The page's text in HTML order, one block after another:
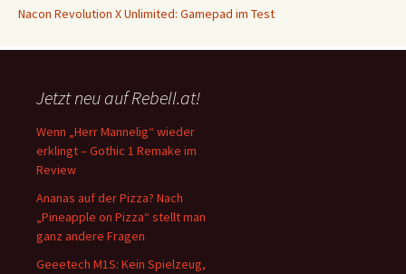
Nacon Revolution X Unlimited: Gamepad im Test
Jetzt neu auf Rebell.at!
Wenn „Herr Mannelig“ wieder
erklingt – Gothic 1 Remake im
Review
Ananas auf der Pizza? Nach
„Pineapple on Pizza“ stellt man
ganz andere Fragen
Geeetech M1S: Kein Spielzeug,